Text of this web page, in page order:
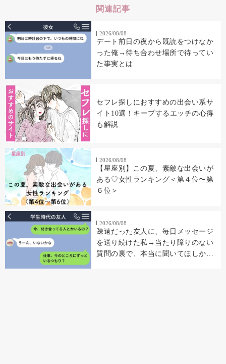
関連記事
2026/08/08
デート前日の夜から既読をつけなか
った俺→待ち合わせ場所で待ってい
た事実とは
セフレ探しにおすすめの出会い系サ
イト10選！キープするエッチの心得
も解説
2026/08/08
【星座別】この夏、素敵な出会いが
ある♡女性ランキング＜第４位〜第
６位＞
2026/08/08
疎遠だった友人に、毎日メッセージ
を送り続けた私→当たり障りのない
質問の裏で、本当に聞いてほしかっ